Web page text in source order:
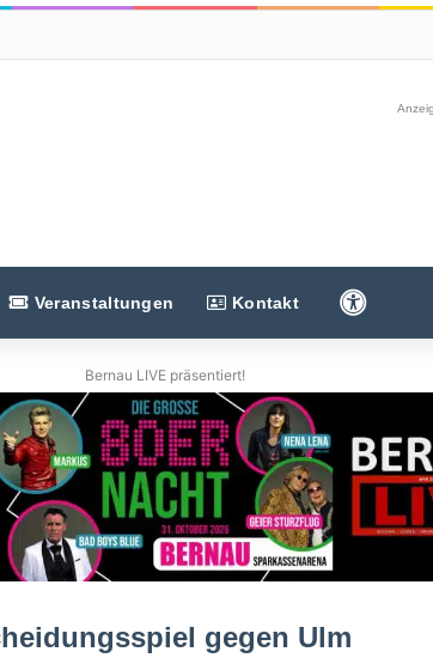
Veranstaltungen Kontakt
Bernau LIVE präsentiert!
gegen Ulm